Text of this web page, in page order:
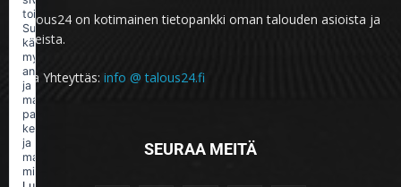
Talous24 on kotimainen tietopankki oman talouden asioista ja
aiheista.
Ota Yhteyttäs: info @ talous24.fi
SEURAA MEITÄ
toimintaan.
Suostumuksellasi
käytämme
myös
analytiikka-
ja
markkinointievästeitä
palvelun
kehittämiseen
ja
mainonnan
mittaamiseen.